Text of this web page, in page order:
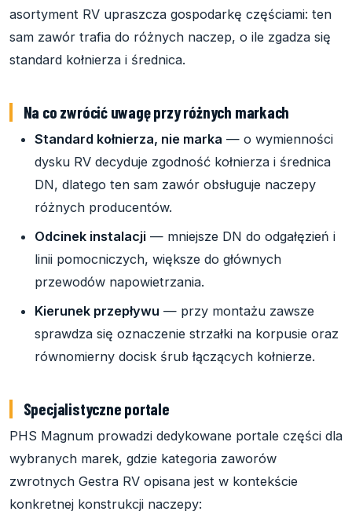
asortyment RV upraszcza gospodarkę częściami: ten
sam zawór trafia do różnych naczep, o ile zgadza się
standard kołnierza i średnica.
Na co zwrócić uwagę przy różnych markach
Standard kołnierza, nie marka — o wymienności
dysku RV decyduje zgodność kołnierza i średnica
DN, dlatego ten sam zawór obsługuje naczepy
różnych producentów.
Odcinek instalacji — mniejsze DN do odgałęzień i
linii pomocniczych, większe do głównych
przewodów napowietrzania.
Kierunek przepływu — przy montażu zawsze
sprawdza się oznaczenie strzałki na korpusie oraz
równomierny docisk śrub łączących kołnierze.
Specjalistyczne portale
PHS Magnum prowadzi dedykowane portale części dla
wybranych marek, gdzie kategoria zaworów
zwrotnych Gestra RV opisana jest w kontekście
konkretnej konstrukcji naczepy: